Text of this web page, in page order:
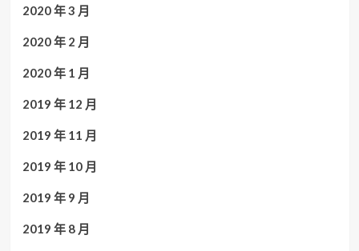
2020 年 3 月
2020 年 2 月
2020 年 1 月
2019 年 12 月
2019 年 11 月
2019 年 10 月
2019 年 9 月
2019 年 8 月